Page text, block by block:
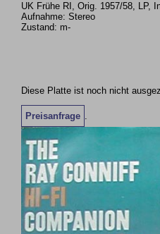
UK Frühe RI, Orig. 1957/58, LP,
Aufnahme: Stereo
Zustand: m-
Diese Platte ist noch nicht
Preisanfrage